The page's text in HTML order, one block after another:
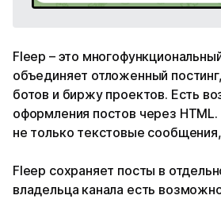
Fleep – это
объединяет отложенный
ботов и биржу проектов. Есть
оформления постов через
не только текстовые
Fleep сохраняет посты в
владельца канала есть